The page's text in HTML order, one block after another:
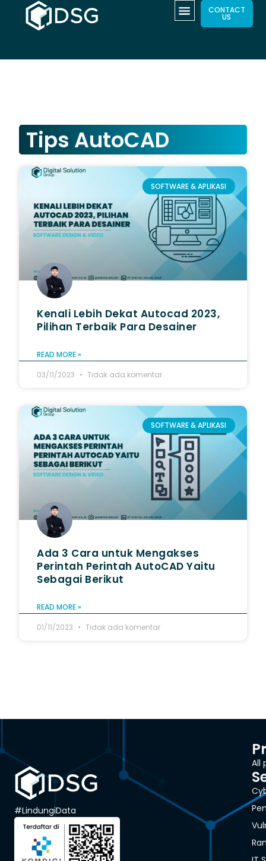
CONTACT
US
Tips AutoCAD
SOFTWARE & APLIKASI
Kenali Lebih Dekat Autocad 2023,
Pilihan Terbaik Para Desainer
READ MORE »
03/11/2023
Tidak ada komentar
SOFTWARE & APLIKASI
Ada 3 Cara untuk Mengakses
Perintah Perintah AutoCAD Yaitu
Sebagai Berikut
READ MORE »
01/11/2023
Tidak ada komentar
#LindungiData
All